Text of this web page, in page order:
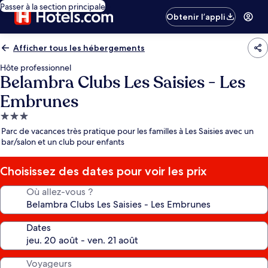
Passer à la section principale
Obtenir l’appli
Afficher tous les hébergements
Hôte professionnel
Belambra Clubs Les Saisies - Les
Embrunes
Hébergement
3.0 étoiles
Parc de vacances très pratique pour les familles à Les Saisies avec un
bar/salon et un club pour enfants
Choisissez des dates pour voir les prix
Où allez-vous ?
Dates
Voyageurs